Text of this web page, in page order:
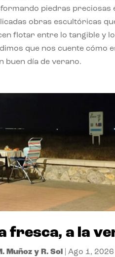
piedras preciosas
obras escultóricas
flotar entre lo tangible y
que nos cuente cómo
buen día de verano.
fresca, a la
Muñoz y R. Sol |Ago 1, 2026